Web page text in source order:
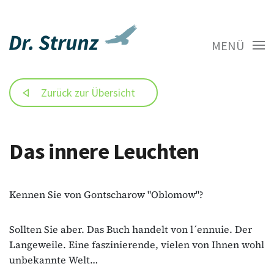
MENÜ
Zurück zur Übersicht
Das innere Leuchten
Kennen Sie von Gontscharow "Oblomow"?
Sollten Sie aber. Das Buch handelt von l´ennuie. Der
Langeweile. Eine faszinierende, vielen von Ihnen wohl
unbekannte Welt…